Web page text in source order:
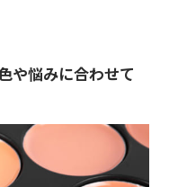
や悩みに合わせて